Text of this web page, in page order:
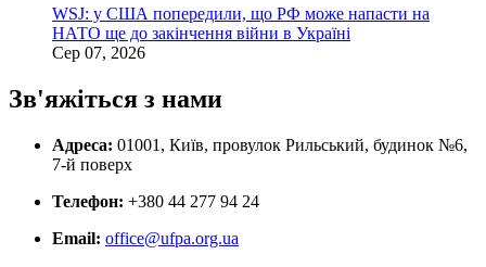
WSJ: у США попередили, що РФ може напасти на
НАТО ще до закінчення війни в Україні
Сер 07, 2026
Зв'яжіться з нами
Адреса: 01001, Київ, провулок Рильський, будинок №6,
7-й поверх
Телефон: +380 44 277 94 24
Email: office@ufpa.org.ua